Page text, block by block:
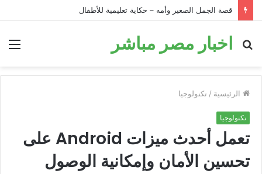
قصة الجمل الصغير وأمه – حكاية تعليمية للأطفال
اخبار مصر مباشر
بحث
الرئيسية / تكنولوجيا
تكنولوجيا
تعمل أحدث ميزات Android على
تحسين الأمان وإمكانية الوصول